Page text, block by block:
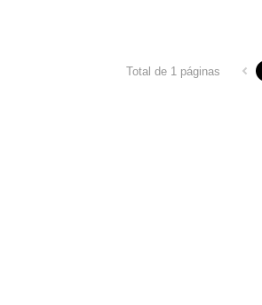
Total de 1 páginas